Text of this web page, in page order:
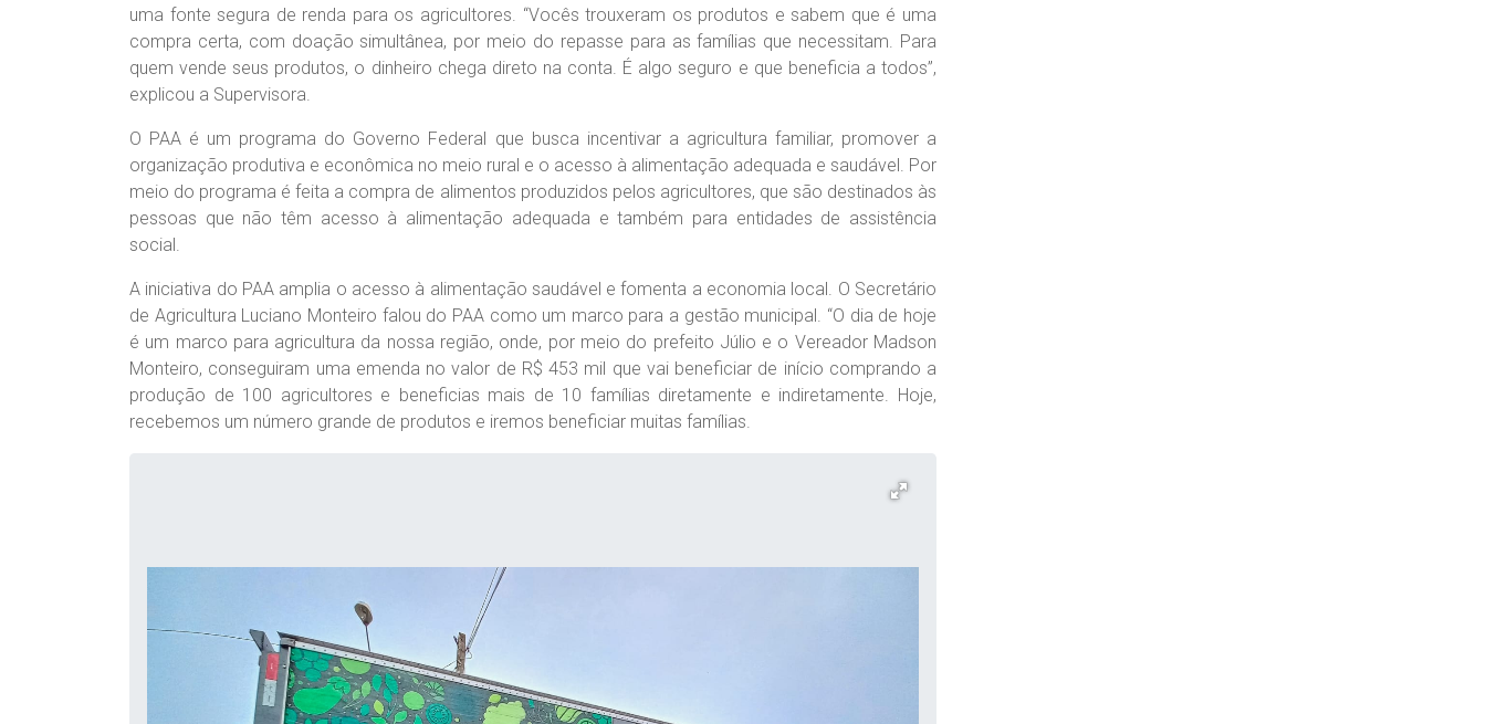
uma fonte segura de renda para os agricultores. “Vocês trouxeram os produtos e sabem que é uma
compra certa, com doação simultânea, por meio do repasse para as famílias que necessitam. Para
quem vende seus produtos, o dinheiro chega direto na conta. É algo seguro e que beneficia a todos”,
explicou a Supervisora.
O PAA é um programa do Governo Federal que busca incentivar a agricultura familiar, promover a
organização produtiva e econômica no meio rural e o acesso à alimentação adequada e saudável. Por
meio do programa é feita a compra de alimentos produzidos pelos agricultores, que são destinados às
pessoas que não têm acesso à alimentação adequada e também para entidades de assistência
social.
A iniciativa do PAA amplia o acesso à alimentação saudável e fomenta a economia local. O Secretário
de Agricultura Luciano Monteiro falou do PAA como um marco para a gestão municipal. “O dia de hoje
é um marco para agricultura da nossa região, onde, por meio do prefeito Júlio e o Vereador Madson
Monteiro, conseguiram uma emenda no valor de R$ 453 mil que vai beneficiar de início comprando a
produção de 100 agricultores e beneficias mais de 10 famílias diretamente e indiretamente. Hoje,
recebemos um número grande de produtos e iremos beneficiar muitas famílias.